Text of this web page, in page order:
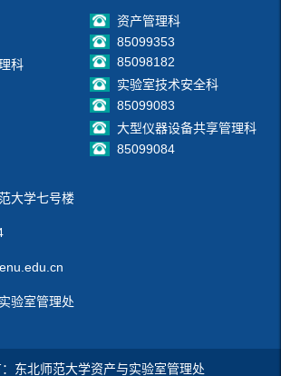
资产管理科
85099353
科
85098182
实验室技术安全科
85099083
大型仪器设备共享管理科
85099084
大学七号楼
验室管理处
东北师范大学资产与实验室管理处